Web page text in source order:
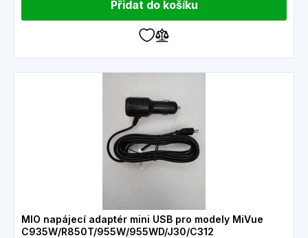
Přidat do košíku
MIO napájecí adaptér mini USB pro modely MiVue
C935W/R850T/955W/955WD/J30/C312